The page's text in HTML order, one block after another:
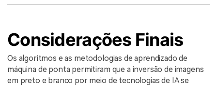
Considerações Finais
Os algoritmos e as metodologias de aprendizado de
máquina de ponta permitiram que a inversão de imagens
em preto e branco por meio de tecnologias de IA se